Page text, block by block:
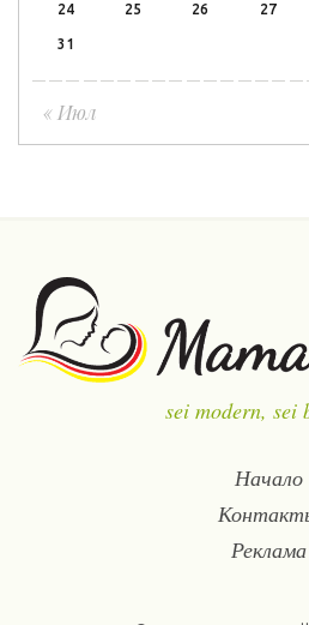
« Июл
24 25 26 27
31
sei modern, sei
Начало
Реклама